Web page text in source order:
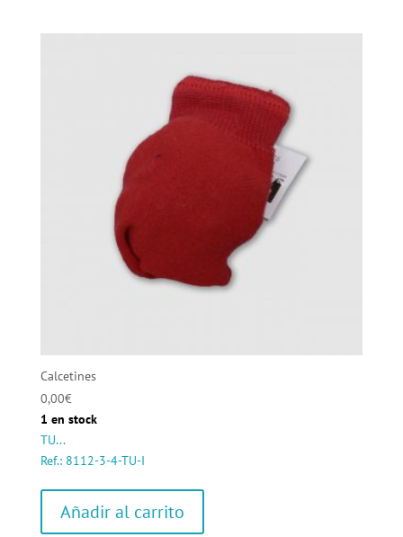
Calcetines
0,00€
1 en stock
TU...
Ref.: 8112-3-4-TU-I
Añadir al carrito